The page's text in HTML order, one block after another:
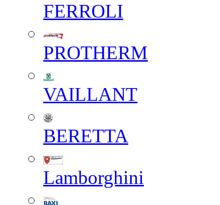
FERROLI
PROTHERM
VAILLANT
BERETTA
Lamborghini